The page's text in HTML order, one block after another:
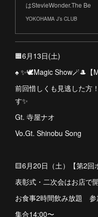
はStevieWonder.The Be
YOKOHAMA J’s CLUB
🟧6月13日(土)
♠️ ✨🕊️Magic Show🪄🎩【
前回惜しくも見逃した方
す✨
Gt. 寺屋ナオ
Vo.Gt. Shinobu Song
🟨6月20日（土）【第2回
表彰式・二次会はお店で
お食事2時間飲み放題 参
集合14:00〜